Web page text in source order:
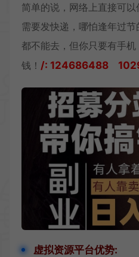
简单的说，网络上直接可
需要发快递，哪怕逢年过
都不能去，但你只要有手
钱！ /: 124686488
虚拟资源平台优势: